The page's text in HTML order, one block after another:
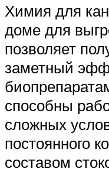
Химия для
доме для
позволяет
заметный
способны
сложных
постоянного
составом